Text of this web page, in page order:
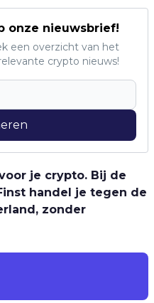
onze nieuwsbrief!
een overzicht van het
crypto nieuws!
je crypto. Bij de
handel je tegen de
zonder